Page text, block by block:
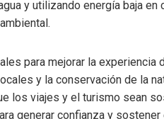
y utilizando energía baja en
para mejorar la experiencia
y la conservación de la
los viajes y el turismo sean
generar confianza y